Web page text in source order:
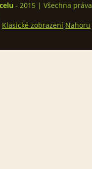
- 2015 | Všechna práva
Klasické zobrazení Nahoru